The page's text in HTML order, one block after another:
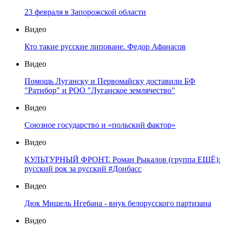
23 февраля в Запорожской области
Видео
Кто такие русские липоване. Федор Афанасов
Видео
Помощь Луганску и Первомайску доставили БФ
"Ратибор" и РОО "Луганское землячество"
Видео
Союзное государство и «польский фактор»
Видео
КУЛЬТУРНЫЙ ФРОНТ. Роман Рыкалов (группа ЕЩЁ):
русский рок за русский #Донбасс
Видео
Дюк Мишель Нгебана - внук белорусского партизана
Видео